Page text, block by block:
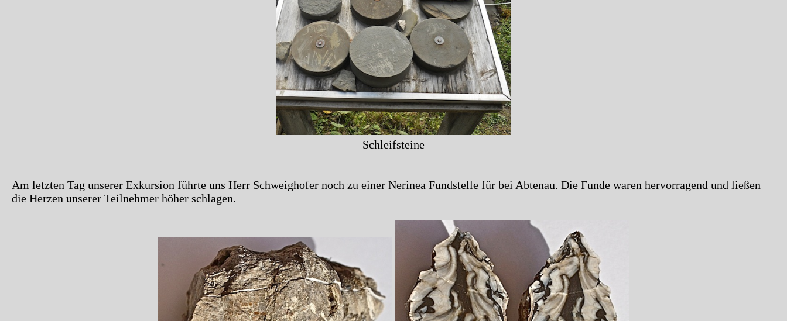
Schleifsteine
Am letzten Tag unserer Exkursion führte uns Herr Schweighofer noch zu einer Nerinea Fundstelle für bei Abtenau. Die Funde waren hervorragend und ließen
die Herzen unserer Teilnehmer höher schlagen.